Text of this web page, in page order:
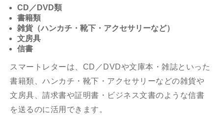
CD／DVD類
書籍類
雑貨（ハンカチ・靴下・アクセサリーなど）
文房具
信書
スマートレターは、CD／DVDや文庫本・雑誌といった
書籍類、ハンカチ・靴下・アクセサリーなどの雑貨や
文房具、請求書や証明書・ビジネス文書のような信書
を送るのに活用できます。